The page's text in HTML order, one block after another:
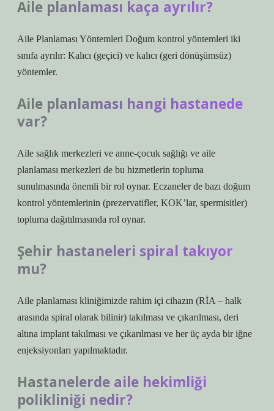
Aile planlaması kaça ayrılır?
Aile Planlaması Yöntemleri Doğum kontrol yöntemleri iki
sınıfa ayrılır: Kalıcı (geçici) ve kalıcı (geri dönüşümsüz)
yöntemler.
Aile planlaması hangi hastanede
var?
Aile sağlık merkezleri ve anne-çocuk sağlığı ve aile
planlaması merkezleri de bu hizmetlerin topluma
sunulmasında önemli bir rol oynar. Eczaneler de bazı doğum
kontrol yöntemlerinin (prezervatifler, KOK’lar, spermisitler)
topluma dağıtılmasında rol oynar.
Şehir hastaneleri spiral takıyor
mu?
Aile planlaması kliniğimizde rahim içi cihazın (RİA – halk
arasında spiral olarak bilinir) takılması ve çıkarılması, deri
altına implant takılması ve çıkarılması ve her üç ayda bir iğne
enjeksiyonları yapılmaktadır.
Hastanelerde aile hekimliği
polikliniği nedir?